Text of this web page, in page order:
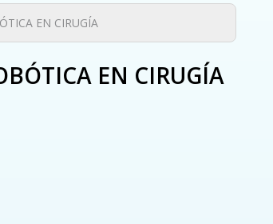
EN CIRUGÍA
EN CIRUGÍA